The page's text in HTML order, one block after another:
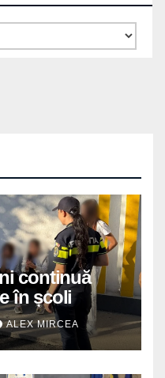
continuă
în școli
ALEX MIRCEA